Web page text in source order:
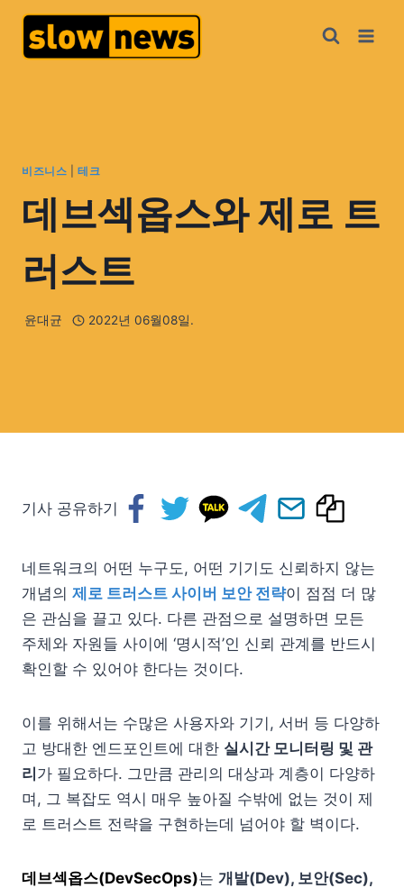
비즈니스 |테크
데브섹옵스와 제로 트
러스트
윤대균 2022년 06월08일.
기사 공유하기
네트워크의 어떤 누구도, 어떤 기기도 신뢰하지 않는
개념의 제로 트러스트 사이버 보안 전략이 점점 더 많
은 관심을 끌고 있다. 다른 관점으로 설명하면 모든
주체와 자원들 사이에 ‘명시적’인 신뢰 관계를 반드시
확인할 수 있어야 한다는 것이다.
이를 위해서는 수많은 사용자와 기기, 서버 등 다양하
고 방대한 엔드포인트에 대한 실시간 모니터링 및 관
리 가 필요하다. 그만큼 관리의 대상과 계층이 다양하
며, 그 복잡도 역시 매우 높아질 수밖에 없는 것이 제
로 트러스트 전략을 구현하는데 넘어야 할 벽이다.
데브섹옵스(DevSecOps)는 개발(Dev), 보안(Sec),